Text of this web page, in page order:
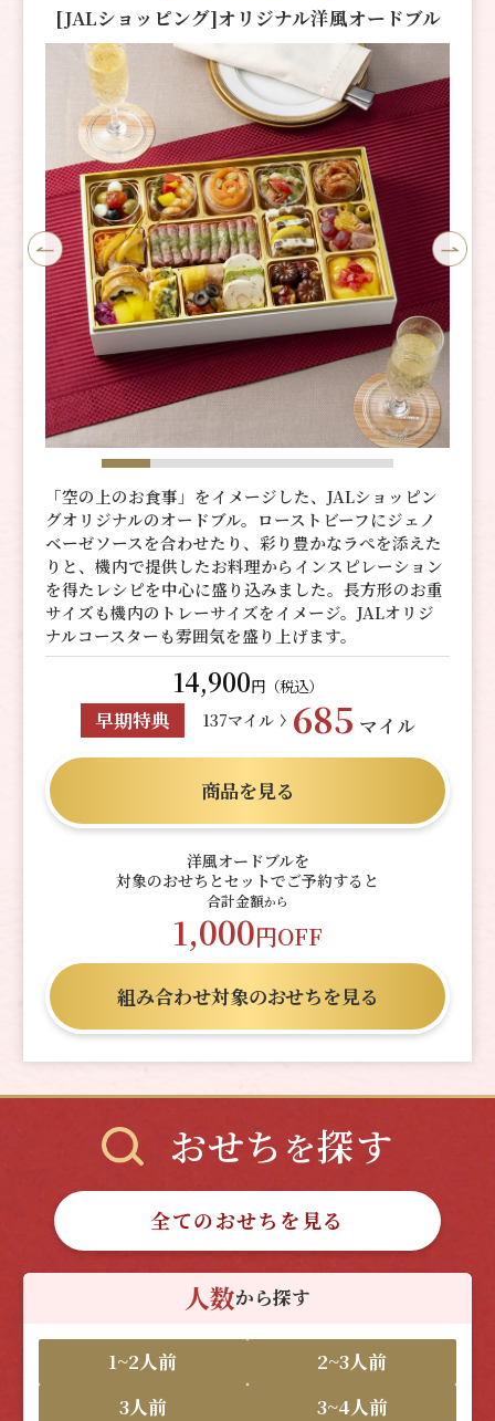
[JALショッピング]オリジナル洋風オードブル
「空の上のお食事」をイメージした、JALショッピン
グオリジナルのオードブル。ローストビーフにジェノ
ベーゼソースを合わせたり、彩り豊かなラぺを添えた
りと、機内で提供したお料理からインスピレーション
を得たレシピを中心に盛り込みました。長方形のお重
サイズも機内のトレーサイズをイメージ。JALオリジ
ナルコースターも雰囲気を盛り上げます。
14,900円（税込）
早期特典 137マイル 685 マイル
商品を見る
洋風オードブルを
対象のおせちとセットでご予約すると
合計金額から
1,000円OFF
組み合わせ対象のおせちを見る
おせち を探す
全てのおせちを見る
人数から探す
1~2人前
2~3人前
3人前
3~4人前